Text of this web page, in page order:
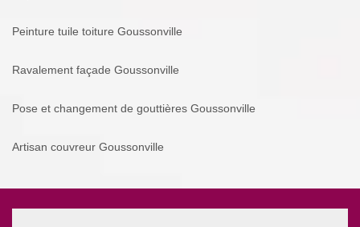
Peinture tuile toiture Goussonville
Ravalement façade Goussonville
Pose et changement de gouttières Goussonville
Artisan couvreur Goussonville